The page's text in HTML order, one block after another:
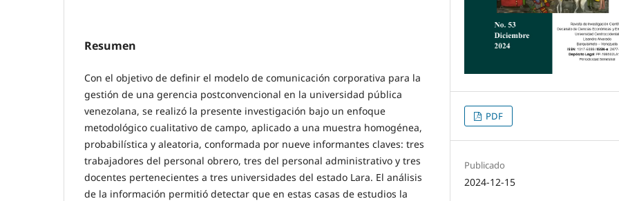
Resumen
Con el objetivo de definir el modelo de comunicación corporativa para la
gestión de una gerencia postconvencional en la universidad pública
venezolana, se realizó la presente investigación bajo un enfoque
metodológico cualitativo de campo, aplicado a una muestra homogénea,
probabilística y aleatoria, conformada por nueve informantes claves: tres
trabajadores del personal obrero, tres del personal administrativo y tres
docentes pertenecientes a tres universidades del estado Lara. El análisis
de la información permitió detectar que en estas casas de estudios la
PDF
Publicado
2024-12-15